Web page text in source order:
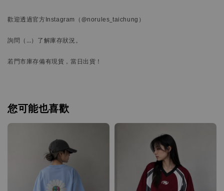
歡迎透過官方Instagram （@norules_taichung）
詢問 （…） 了解庫存狀況。
若門市庫存備有現貨，當日出貨！
您可能也喜歡